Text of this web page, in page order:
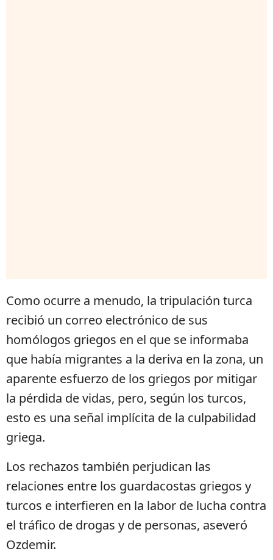
Como ocurre a menudo, la tripulación turca
recibió un correo electrónico de sus
homólogos griegos en el que se informaba
que había migrantes a la deriva en la zona, un
aparente esfuerzo de los griegos por mitigar
la pérdida de vidas, pero, según los turcos,
esto es una señal implícita de la culpabilidad
griega.
Los rechazos también perjudican las
relaciones entre los guardacostas griegos y
turcos e interfieren en la labor de lucha contra
el tráfico de drogas y de personas, aseveró
Ozdemir.